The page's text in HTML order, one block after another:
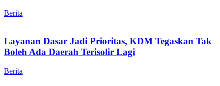
Berita
Layanan Dasar Jadi Prioritas, KDM Tegaskan Tak
Boleh Ada Daerah Terisolir Lagi
Berita